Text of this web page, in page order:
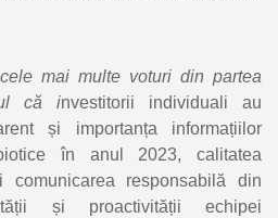
cele mai multe voturi din partea
că investitorii individuali au
și importanța informațiilor
în anul 2023, calitatea
comunicarea responsabilă din
și proactivității echipei